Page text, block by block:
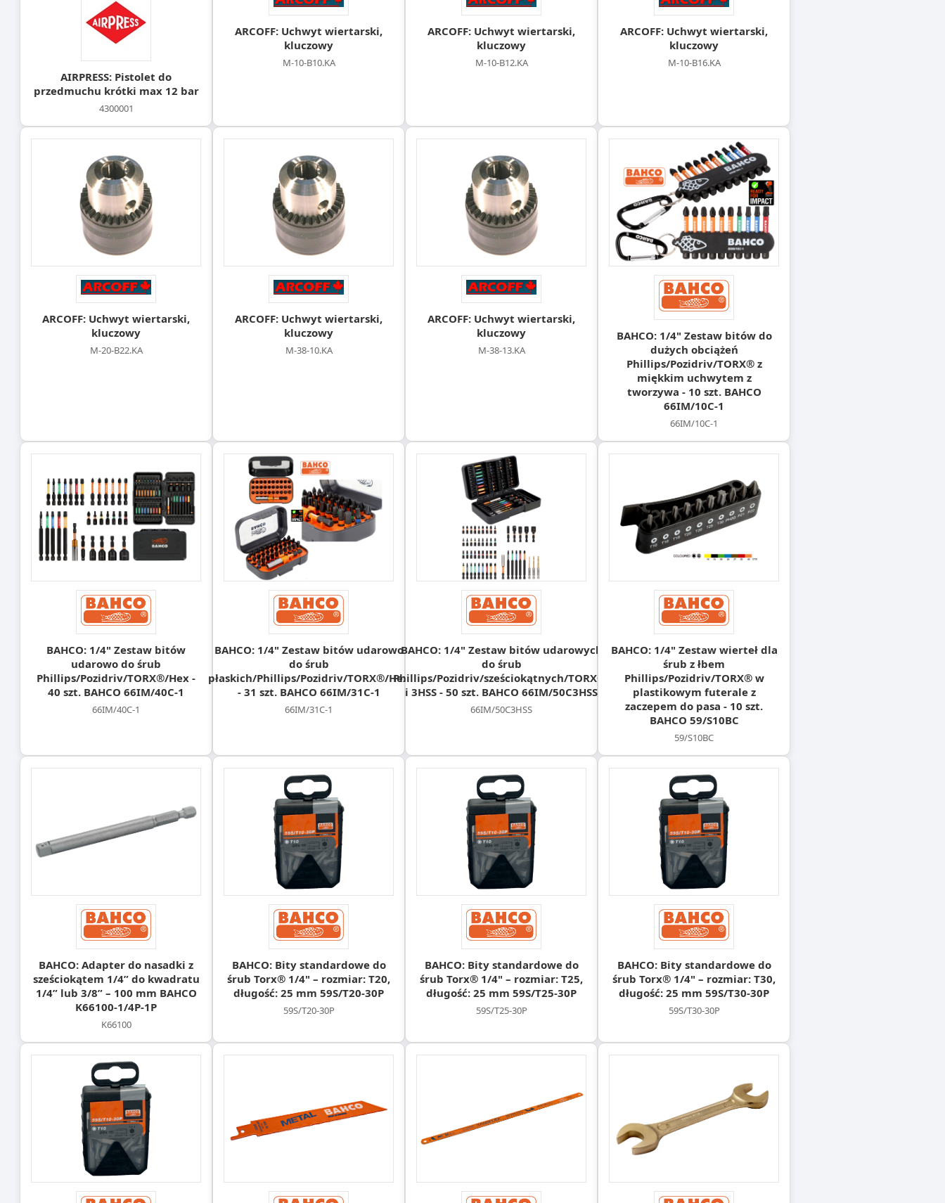
AIRPRESS: Pistolet do
przedmuchu krótki max 12 bar
4300001
ARCOFF: Uchwyt wiertarski,
kluczowy
M-10-B10.KA
ARCOFF: Uchwyt wiertarski,
kluczowy
M-10-B12.KA
ARCOFF: Uchwyt wiertarski,
kluczowy
M-10-B16.KA
ARCOFF: Uchwyt wiertarski,
kluczowy
M-20-B22.KA
ARCOFF: Uchwyt wiertarski,
kluczowy
M-38-10.KA
ARCOFF: Uchwyt wiertarski,
kluczowy
M-38-13.KA
BAHCO: 1/4" Zestaw bitów do
dużych obciążeń
Phillips/Pozidriv/TORX® z
miękkim uchwytem z
tworzywa - 10 szt. BAHCO
66IM/10C-1
66IM/10C-1
BAHCO: 1/4" Zestaw bitów
udarowo do śrub
Phillips/Pozidriv/TORX®/Hex -
40 szt. BAHCO 66IM/40C-1
66IM/40C-1
BAHCO: 1/4" Zestaw bitów udarowo
do śrub
płaskich/Phillips/Pozidriv/TORX®/Hex
- 31 szt. BAHCO 66IM/31C-1
66IM/31C-1
BAHCO: 1/4" Zestaw bitów udarowych
do śrub
Phillips/Pozidriv/sześciokątnych/TORX®/
i 3HSS - 50 szt. BAHCO 66IM/50C3HSS
66IM/50C3HSS
BAHCO: 1/4" Zestaw wierteł dla
śrub z łbem
Phillips/Pozidriv/TORX® w
plastikowym futerale z
zaczepem do pasa - 10 szt.
BAHCO 59/S10BC
59/S10BC
BAHCO: Adapter do nasadki z
sześciokątem 1/4” do kwadratu
1/4” lub 3/8” – 100 mm BAHCO
K66100-1/4P-1P
K66100
BAHCO: Bity standardowe do
śrub Torx® 1/4" – rozmiar: T20,
długość: 25 mm 59S/T20-30P
59S/T20-30P
BAHCO: Bity standardowe do
śrub Torx® 1/4" – rozmiar: T25,
długość: 25 mm 59S/T25-30P
59S/T25-30P
BAHCO: Bity standardowe do
śrub Torx® 1/4" – rozmiar: T30,
długość: 25 mm 59S/T30-30P
59S/T30-30P